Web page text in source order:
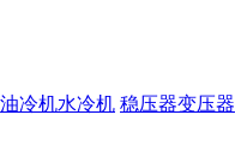
油冷机水冷机 稳压器变压器